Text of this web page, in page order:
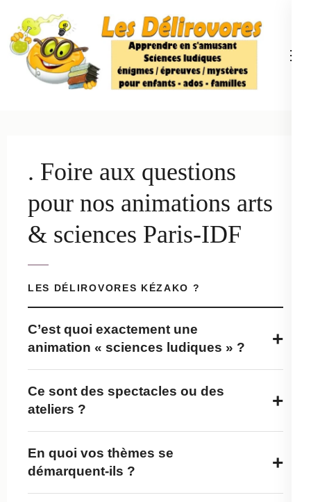
contenu
(Pressez
. Foire aux questions
pour nos animations arts
& sciences Paris-IDF
LES DÉLIROVORES KÉZAKO ?
C’est quoi exactement une
animation « sciences ludiques » ?
+
Ce sont des spectacles ou des
ateliers ?
+
En quoi vos thèmes se
démarquent-ils ?
+